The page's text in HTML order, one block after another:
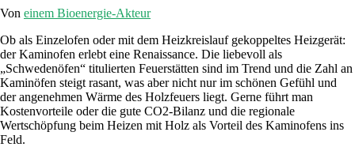
Von einem Bioenergie-Akteur
Ob als Einzelofen oder mit dem Heizkreislauf gekoppeltes Heizgerät:
der Kaminofen erlebt eine Renaissance. Die liebevoll als
„Schwedenöfen“ titulierten Feuerstätten sind im Trend und die Zahl an
Kaminöfen steigt rasant, was aber nicht nur im schönen Gefühl und
der angenehmen Wärme des Holzfeuers liegt. Gerne führt man
Kostenvorteile oder die gute CO2-Bilanz und die regionale
Wertschöpfung beim Heizen mit Holz als Vorteil des Kaminofens ins
Feld.